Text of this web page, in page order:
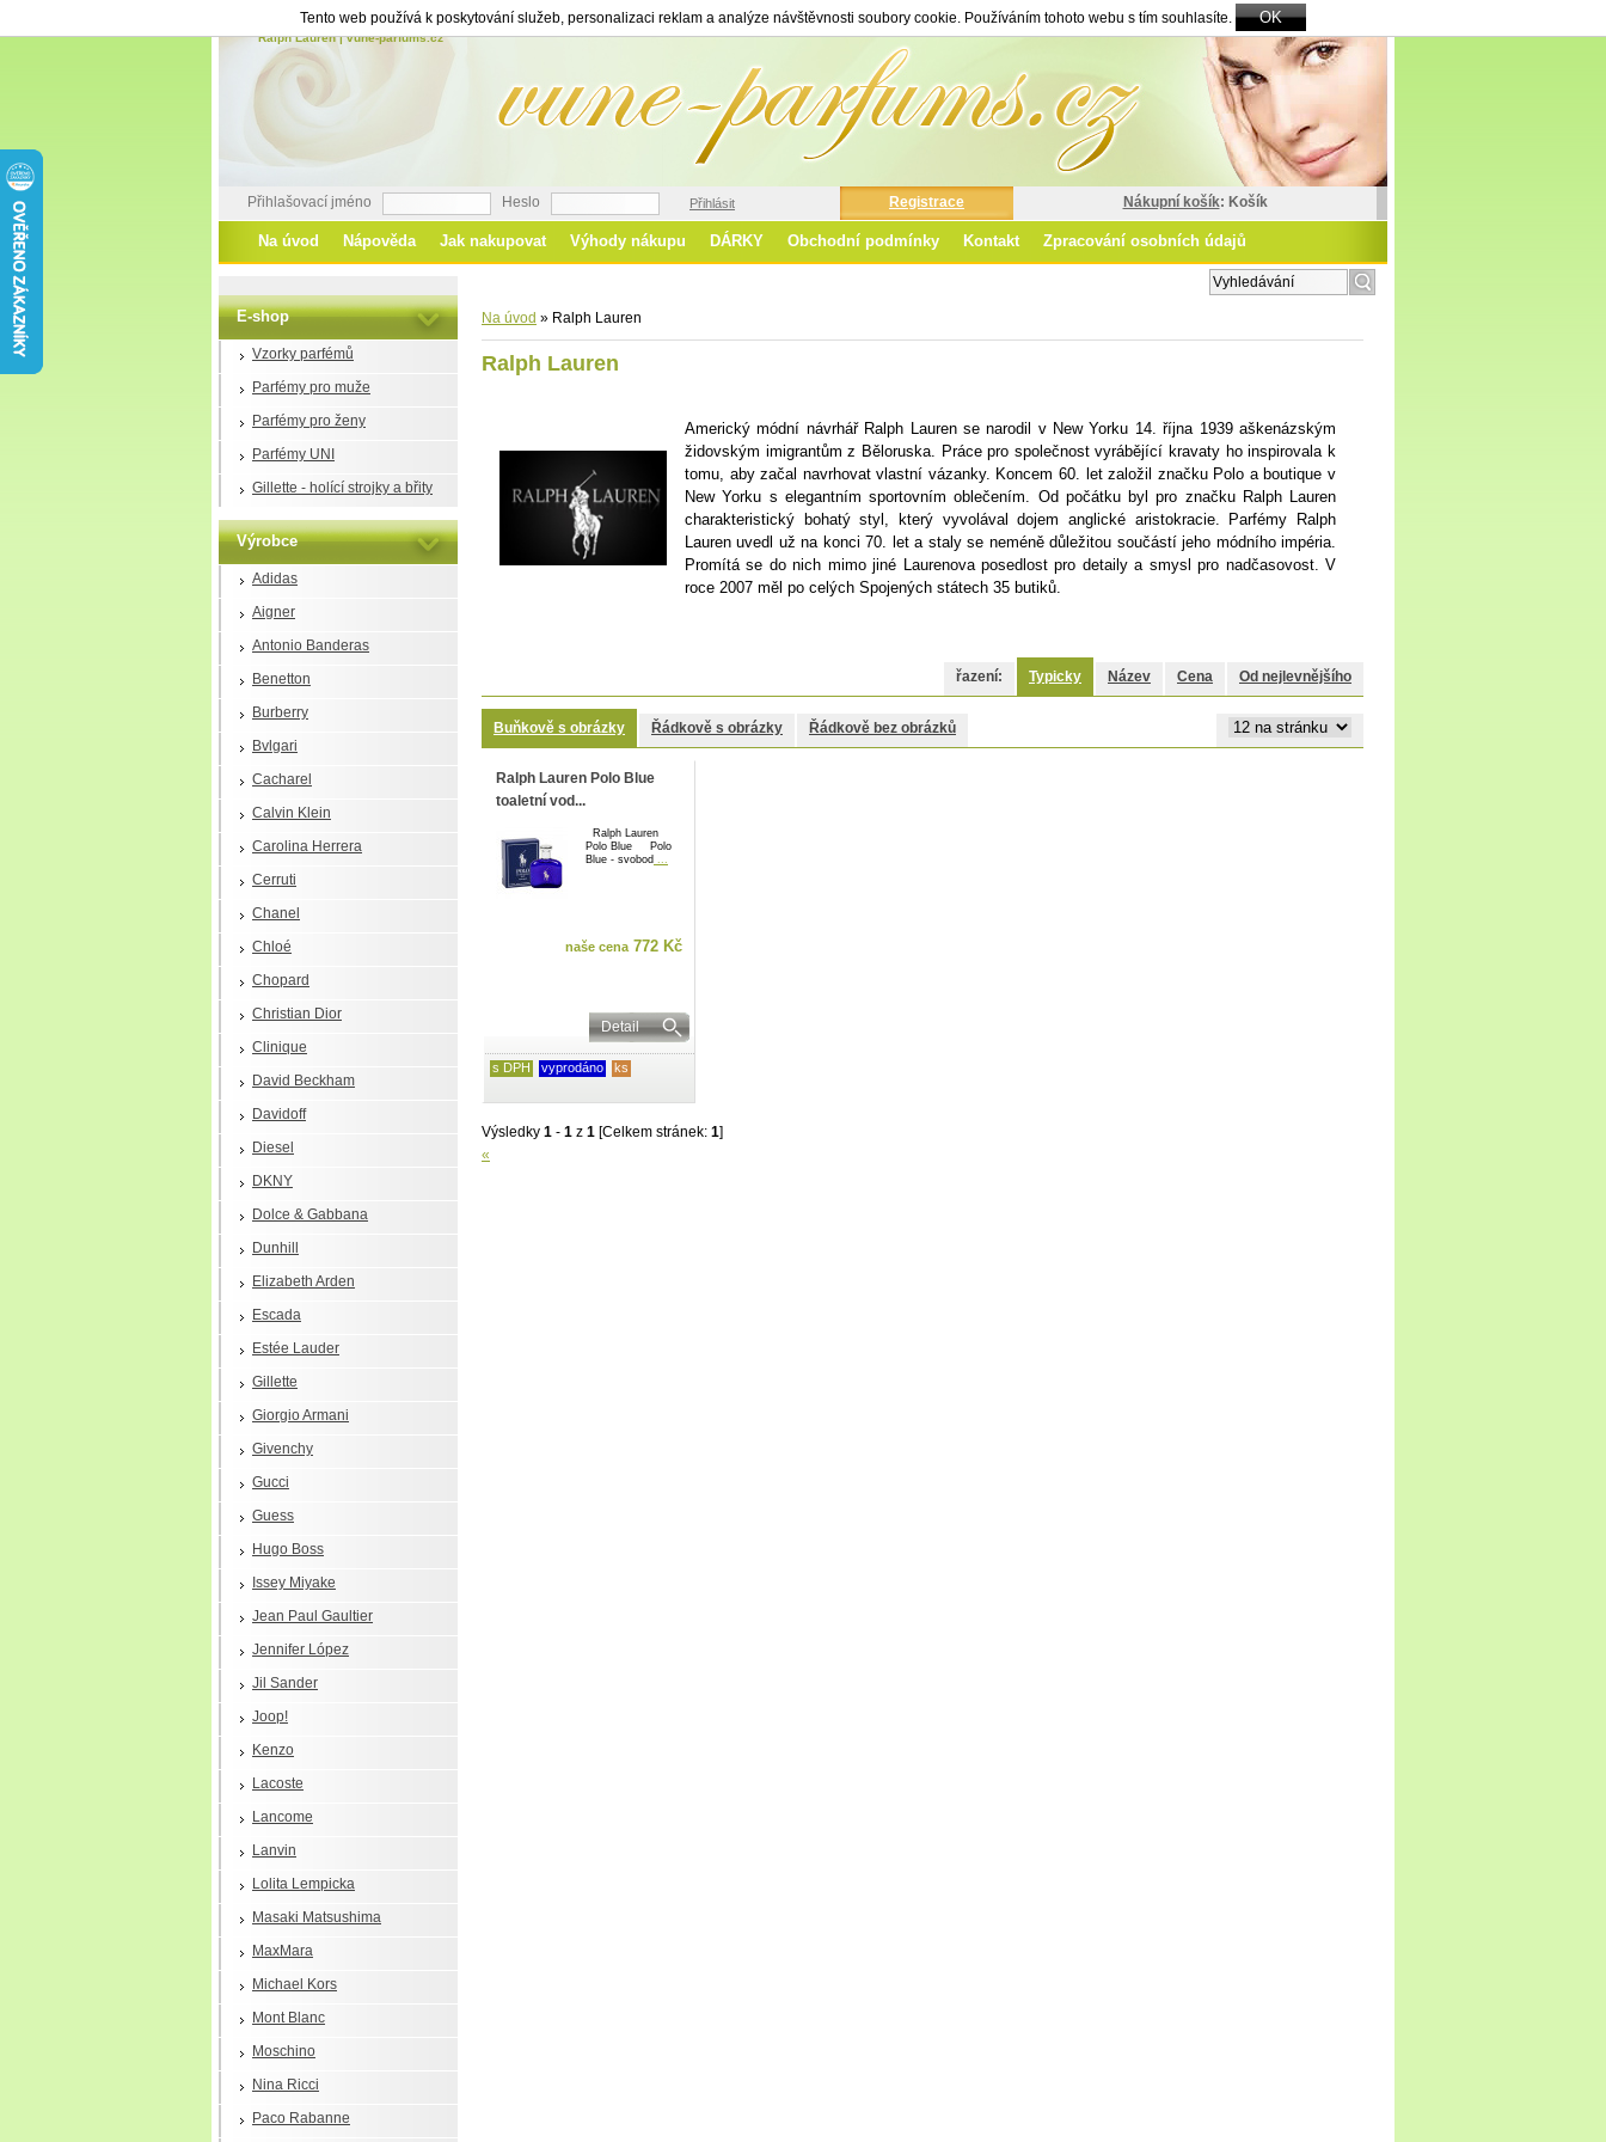
Tento web používá k poskytování služeb, personalizaci reklam a analýze návštěvnosti soubory cookie. Používáním tohoto webu s tím souhlasíte. OK
Ralph Lauren | vune-parfums.cz
Přihlašovací jméno Heslo Přihlásit Registrace Nákupní košík: Košík
Na úvod Nápověda Jak nakupovat Výhody nákupu DÁRKY Obchodní podmínky Kontakt Zpracování osobních údajů
E-shop
Vzorky parfémů
Parfémy pro muže
Parfémy pro ženy
Parfémy UNI
Gillette - holící strojky a břity
Výrobce
Adidas
Aigner
Antonio Banderas
Benetton
Burberry
Bvlgari
Cacharel
Calvin Klein
Carolina Herrera
Cerruti
Chanel
Chloé
Chopard
Christian Dior
Clinique
David Beckham
Davidoff
Diesel
DKNY
Dolce & Gabbana
Dunhill
Elizabeth Arden
Escada
Estée Lauder
Gillette
Giorgio Armani
Givenchy
Gucci
Guess
Hugo Boss
Issey Miyake
Jean Paul Gaultier
Jennifer López
Jil Sander
Joop!
Kenzo
Lacoste
Lancome
Lanvin
Lolita Lempicka
Masaki Matsushima
MaxMara
Michael Kors
Mont Blanc
Moschino
Nina Ricci
Paco Rabanne
Na úvod » Ralph Lauren
Ralph Lauren
Americký módní návrhář Ralph Lauren se narodil v New Yorku 14. října 1939 aškenázským
židovským imigrantům z Běloruska. Práce pro společnost vyrábějící kravaty ho inspirovala k
tomu, aby začal navrhovat vlastní vázanky. Koncem 60. let založil značku Polo a boutique v
New Yorku s elegantním sportovním oblečením. Od počátku byl pro značku Ralph Lauren
charakteristický bohatý styl, který vyvolával dojem anglické aristokracie. Parfémy Ralph
Lauren uvedl už na konci 70. let a staly se neméně důležitou součástí jeho módního impéria.
Promítá se do nich mimo jiné Laurenova posedlost pro detaily a smysl pro nadčasovost. V
roce 2007 měl po celých Spojených státech 35 butiků.
řazení: Typicky Název Cena Od nejlevnějšího
Buňkově s obrázky Řádkově s obrázky Řádkově bez obrázků
Ralph Lauren Polo Blue
toaletní vod...
Ralph Lauren
Polo Blue Polo
Blue - svobod ...
naše cena772 Kč
Detail
s DPH vyprodáno ks
Výsledky 1 - 1 z 1 [Celkem stránek: 1]
«